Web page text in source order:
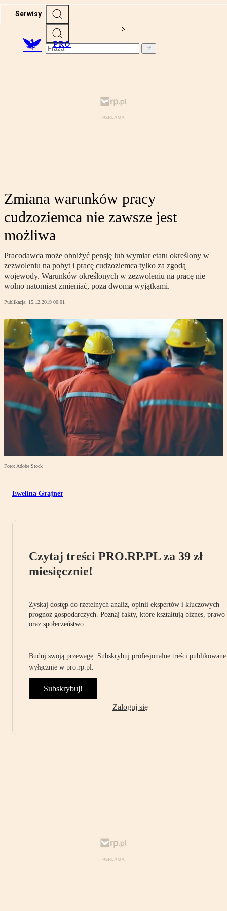
Serwisy
PRO
Zmiana warunków pracy
cudzoziemca nie zawsze jest
możliwa
Pracodawca może obniżyć pensję lub wymiar etatu określony w
zezwoleniu na pobyt i pracę cudzoziemca tylko za zgodą
wojewody. Warunków określonych w zezwoleniu na pracę nie
wolno natomiast zmieniać, poza dwoma wyjątkami.
Publikacja: 15.12.2019 00:01
Foto: Adobe Stock
Ewelina Grajner
Czytaj treści PRO.RP.PL za 39 zł
miesięcznie!
Zyskaj dostęp do rzetelnych analiz, opinii ekspertów i kluczowych
prognoz gospodarczych. Poznaj fakty, które kształtują biznes, prawo
oraz społeczeństwo.
Buduj swoją przewagę. Subskrybuj profesjonalne treści publikowane
wyłącznie w pro.rp.pl.
Subskrybuj!
Zaloguj się